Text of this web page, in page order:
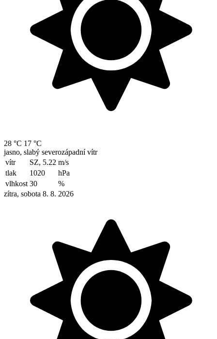
28 °C 17 °C
jasno, slabý severozápadní vítr
vítr
SZ, 5.22 m/s
tlak
1020
hPa
vlhkost 30
%
zítra, sobota 8. 8. 2026